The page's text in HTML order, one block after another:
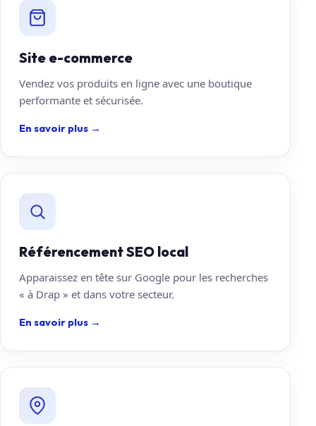
Site e-commerce
Vendez vos produits en ligne avec une boutique
performante et sécurisée.
En savoir plus →
Référencement SEO local
Apparaissez en tête sur Google pour les recherches
« à Drap » et dans votre secteur.
En savoir plus →